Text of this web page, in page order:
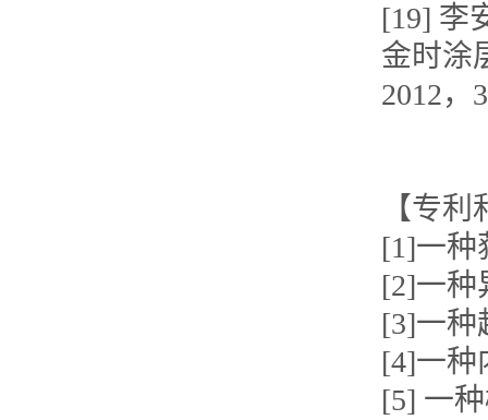
[19] 李
金时涂
2012，
【专
[1]一种
[2]一种
[3]一种
[4]一种
[5] 一